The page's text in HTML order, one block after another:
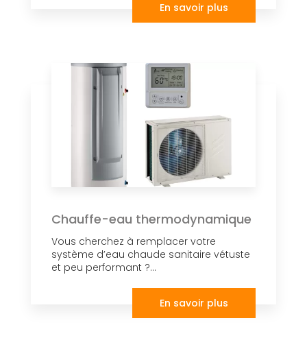
En savoir plus
Chauffe-eau thermodynamique
Vous cherchez à remplacer votre
système d’eau chaude sanitaire vétuste
et peu performant ?...
En savoir plus